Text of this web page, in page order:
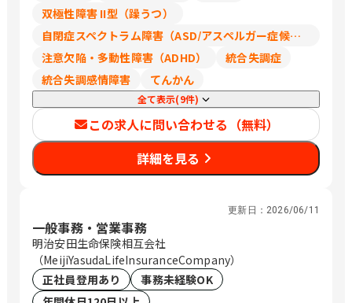
双極性障害 II型（躁うつ）
自閉症スペクトラム障害（ASD/アスペルガー症候群/広汎性発達障害）
注意欠陥・多動性障害（ADHD）
統合失調症
統合失調感情障害
てんかん
全て表示(9件)
この求人に問い合わせる（無料）
詳細を見る
更新日： 2026/06/11
一般事務・営業事務
明治安田生命保険相互会社
（MeijiYasudaLifeInsuranceCompany）
正社員登用あり
事務未経験OK